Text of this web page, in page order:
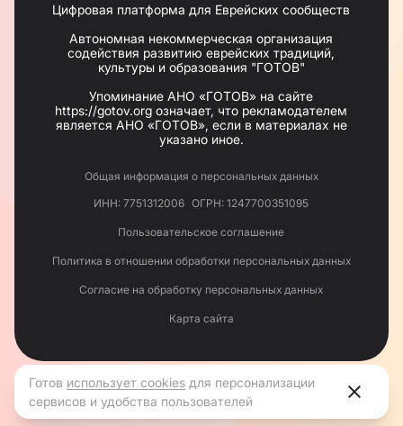
Готов использует cookies для персонализации
сервисов и удобства пользователей
Цифровая платформа для Еврейских сообществ
Автономная некоммерческая организация
содействия развитию еврейских традиций,
культуры и образования "ГОТОВ"
Упоминание АНО «ГОТОВ» на сайте
https://gotov.org означает, что рекламодателем
является АНО «ГОТОВ», если в материалах не
указано иное.
Общая информация о персональных данных
ИНН: 7751312006 ОГРН: 1247700351095
Пользовательское соглашение
Политика в отношении обработки персональных данных
Согласие на обработку персональных данных
Карта сайта